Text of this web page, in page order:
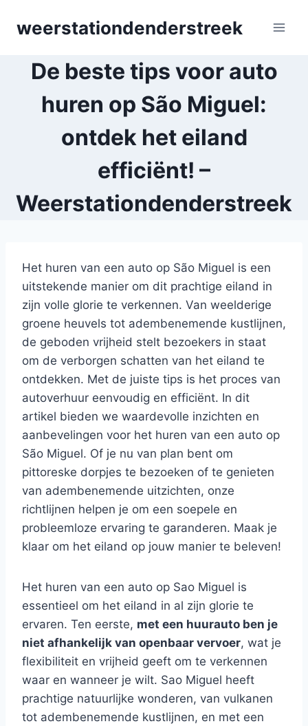
weerstationdenderstreek
De beste tips voor auto
huren op São Miguel:
ontdek het eiland
efficiënt! –
Weerstationdenderstreek
Het huren van een auto op São Miguel is een
uitstekende manier om dit prachtige eiland in
zijn volle glorie te verkennen. Van weelderige
groene heuvels tot adembenemende kustlijnen,
de geboden vrijheid stelt bezoekers in staat
om de verborgen schatten van het eiland te
ontdekken. Met de juiste tips is het proces van
autoverhuur eenvoudig en efficiënt. In dit
artikel bieden we waardevolle inzichten en
aanbevelingen voor het huren van een auto op
São Miguel. Of je nu van plan bent om
pittoreske dorpjes te bezoeken of te genieten
van adembenemende uitzichten, onze
richtlijnen helpen je om een soepele en
probleemloze ervaring te garanderen. Maak je
klaar om het eiland op jouw manier te beleven!
Het huren van een auto op Sao Miguel is
essentieel om het eiland in al zijn glorie te
ervaren. Ten eerste, met een huurauto ben je
niet afhankelijk van openbaar vervoer, wat je
flexibiliteit en vrijheid geeft om te verkennen
waar en wanneer je wilt. Sao Miguel heeft
prachtige natuurlijke wonderen, van vulkanen
tot adembenemende kustlijnen, en met een